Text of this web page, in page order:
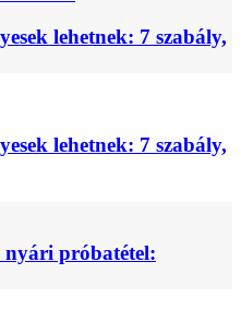
lehetnek: 7 szabály,
lehetnek: 7 szabály,
nyári próbatétel: